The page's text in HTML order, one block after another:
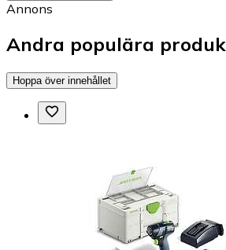
Annons
Andra populära
Hoppa över innehållet